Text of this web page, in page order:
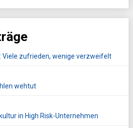
Viele zufrieden, wenige verzweifelt
wehtut
in High Risk-Unternehmen